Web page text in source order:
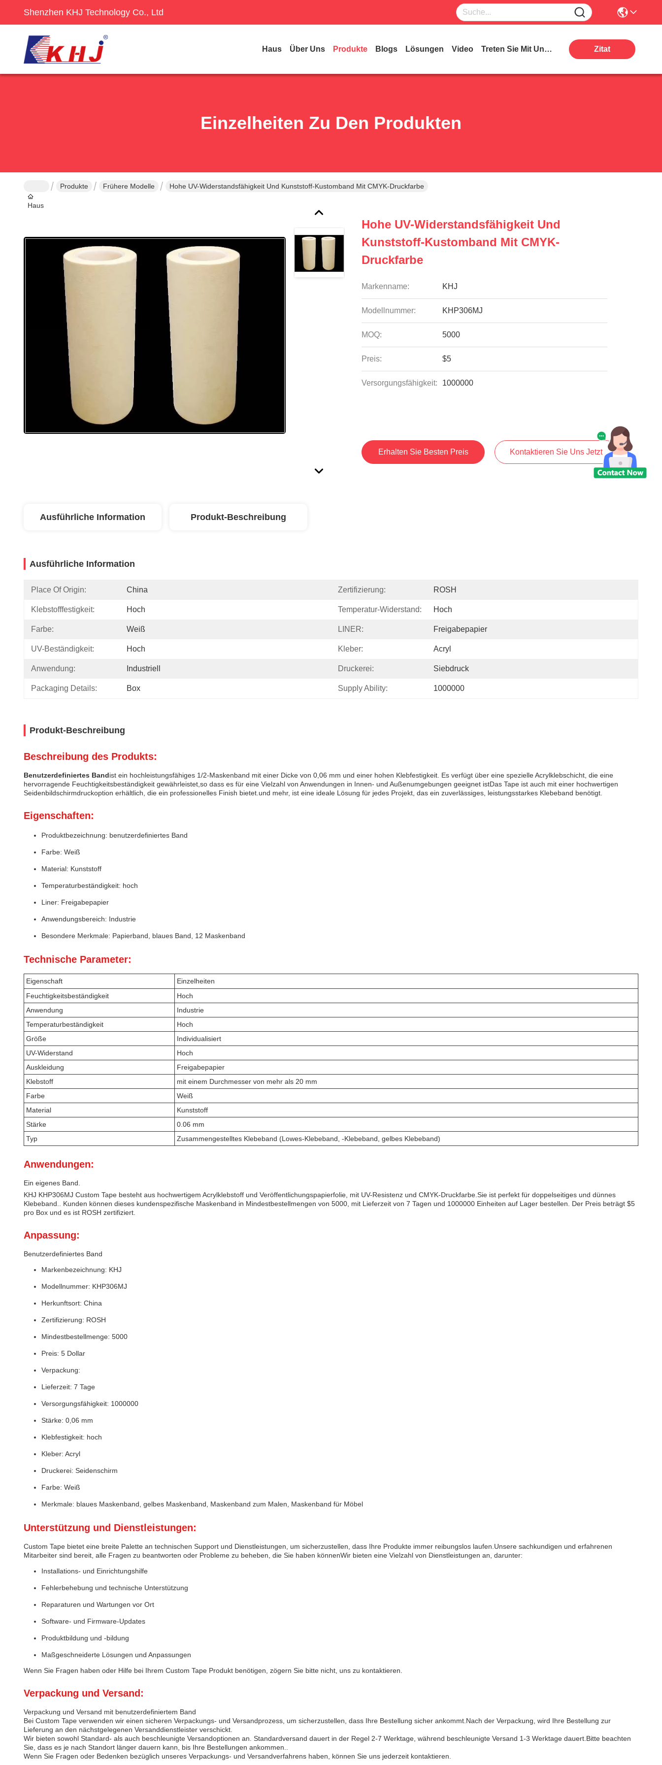
Shenzhen KHJ Technology Co., Ltd
Haus Über Uns Produkte Blogs Lösungen Video Treten Sie Mit Uns In Verbindung Zitat
Einzelheiten Zu Den Produkten
Haus
Produkte Frühere Modelle Hohe UV-Widerstandsfähigkeit Und Kunststoff-Kustomband Mit CMYK-Druckfarbe
Hohe UV-Widerstandsfähigkeit Und
Kunststoff-Kustomband Mit CMYK-
Druckfarbe
Markenname: KHJ
Modellnummer: KHP306MJ
MOQ: 5000
Preis: $5
Versorgungsfähigkeit: 1000000
Erhalten Sie Besten Preis Kontaktieren Sie Uns Jetzt
Ausführliche Information Produkt-Beschreibung
Ausführliche Information
Place Of Origin: China Zertifizierung: ROSH
Klebstofffestigkeit: Hoch Temperatur-Widerstand: Hoch
Farbe: Weiß LINER: Freigabepapier
UV-Beständigkeit: Hoch Kleber: Acryl
Anwendung: Industriell Druckerei: Siebdruck
Packaging Details: Box Supply Ability: 1000000
Produkt-Beschreibung
Beschreibung des Produkts:
Benutzerdefiniertes Bandist ein hochleistungsfähiges 1/2-Maskenband mit einer Dicke von 0,06 mm und einer hohen Klebfestigkeit. Es verfügt über eine spezielle Acrylklebschicht, die eine
hervorragende Feuchtigkeitsbeständigkeit gewährleistet,so dass es für eine Vielzahl von Anwendungen in Innen- und Außenumgebungen geeignet istDas Tape ist auch mit einer hochwertigen
Seidenbildschirmdruckoption erhältlich, die ein professionelles Finish bietet.und mehr, ist eine ideale Lösung für jedes Projekt, das ein zuverlässiges, leistungsstarkes Klebeband benötigt.
Eigenschaften:
Produktbezeichnung: benutzerdefiniertes Band
Farbe: Weiß
Material: Kunststoff
Temperaturbeständigkeit: hoch
Liner: Freigabepapier
Anwendungsbereich: Industrie
Besondere Merkmale: Papierband, blaues Band, 12 Maskenband
Technische Parameter:
Eigenschaft
Einzelheiten
Feuchtigkeitsbeständigkeit
Hoch
Anwendung
Industrie
Temperaturbeständigkeit
Hoch
Größe
Individualisiert
UV-Widerstand
Hoch
Auskleidung
Freigabepapier
Klebstoff
mit einem Durchmesser von mehr als 20 mm
Farbe
Weiß
Material
Kunststoff
Stärke
0.06 mm
Typ
Zusammengestelltes Klebeband (Lowes-Klebeband, -Klebeband, gelbes Klebeband)
Anwendungen:
Ein eigenes Band.
KHJ KHP306MJ Custom Tape besteht aus hochwertigem Acrylklebstoff und Veröffentlichungspapierfolie, mit UV-Resistenz und CMYK-Druckfarbe.Sie ist perfekt für doppelseitiges und dünnes
Klebeband.. Kunden können dieses kundenspezifische Maskenband in Mindestbestellmengen von 5000, mit Lieferzeit von 7 Tagen und 1000000 Einheiten auf Lager bestellen. Der Preis beträgt $5
pro Box und es ist ROSH zertifiziert.
Anpassung:
Benutzerdefiniertes Band
Markenbezeichnung: KHJ
Modellnummer: KHP306MJ
Herkunftsort: China
Zertifizierung: ROSH
Mindestbestellmenge: 5000
Preis: 5 Dollar
Verpackung:
Lieferzeit: 7 Tage
Versorgungsfähigkeit: 1000000
Stärke: 0,06 mm
Klebfestigkeit: hoch
Kleber: Acryl
Druckerei: Seidenschirm
Farbe: Weiß
Merkmale: blaues Maskenband, gelbes Maskenband, Maskenband zum Malen, Maskenband für Möbel
Unterstützung und Dienstleistungen:
Custom Tape bietet eine breite Palette an technischen Support und Dienstleistungen, um sicherzustellen, dass Ihre Produkte immer reibungslos laufen.Unsere sachkundigen und erfahrenen
Mitarbeiter sind bereit, alle Fragen zu beantworten oder Probleme zu beheben, die Sie haben könnenWir bieten eine Vielzahl von Dienstleistungen an, darunter:
Installations- und Einrichtungshilfe
Fehlerbehebung und technische Unterstützung
Reparaturen und Wartungen vor Ort
Software- und Firmware-Updates
Produktbildung und -bildung
Maßgeschneiderte Lösungen und Anpassungen
Wenn Sie Fragen haben oder Hilfe bei Ihrem Custom Tape Produkt benötigen, zögern Sie bitte nicht, uns zu kontaktieren.
Verpackung und Versand:
Verpackung und Versand mit benutzerdefiniertem Band
Bei Custom Tape verwenden wir einen sicheren Verpackungs- und Versandprozess, um sicherzustellen, dass Ihre Bestellung sicher ankommt.Nach der Verpackung, wird Ihre Bestellung zur
Lieferung an den nächstgelegenen Versanddienstleister verschickt.
Wir bieten sowohl Standard- als auch beschleunigte Versandoptionen an. Standardversand dauert in der Regel 2-7 Werktage, während beschleunigte Versand 1-3 Werktage dauert.Bitte beachten
Sie, dass es je nach Standort länger dauern kann, bis Ihre Bestellungen ankommen..
Wenn Sie Fragen oder Bedenken bezüglich unseres Verpackungs- und Versandverfahrens haben, können Sie uns jederzeit kontaktieren.